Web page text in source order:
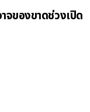
ของขาดช่วงเปิด